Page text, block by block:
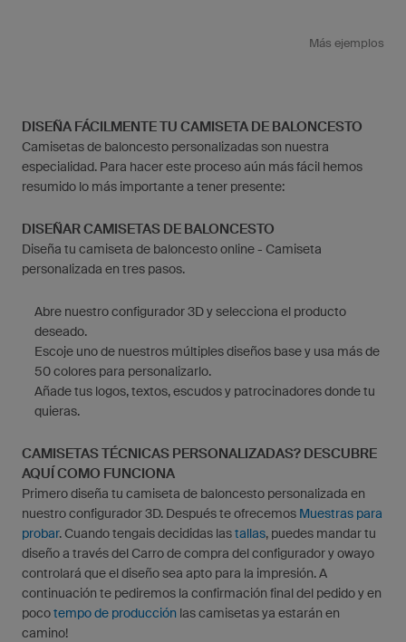
Más ejemplos
DISEÑA FÁCILMENTE TU CAMISETA DE BALONCESTO
Camisetas de baloncesto personalizadas son nuestra
especialidad. Para hacer este proceso aún más fácil hemos
resumido lo más importante a tener presente:
DISEÑAR CAMISETAS DE BALONCESTO
Diseña tu camiseta de baloncesto online - Camiseta
personalizada en tres pasos.
Abre nuestro configurador 3D y selecciona el producto
deseado.
Escoje uno de nuestros múltiples diseños base y usa más de
50 colores para personalizarlo.
Añade tus logos, textos, escudos y patrocinadores donde tu
quieras.
CAMISETAS TÉCNICAS PERSONALIZADAS? DESCUBRE
AQUÍ COMO FUNCIONA
Primero diseña tu camiseta de baloncesto personalizada en
nuestro configurador 3D. Después te ofrecemos Muestras para
probar. Cuando tengais decididas lastallas, puedes mandar tu
diseño a través del Carro de compra del configurador y owayo
controlará que el diseño sea apto para la impresión. A
continuación te pediremos la confirmación final del pedido y en
pocotempo de producción las camisetas ya estarán en
camino!